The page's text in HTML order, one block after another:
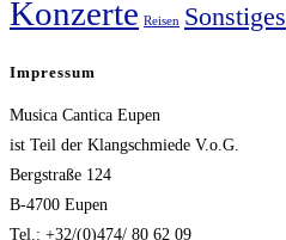
Konzerte Reisen Sonstiges
Impressum
Musica Cantica Eupen
ist Teil der Klangschmiede V.o.G.
Bergstraße 124
B-4700 Eupen
Tel.: +32/(0)474/ 80 62 09